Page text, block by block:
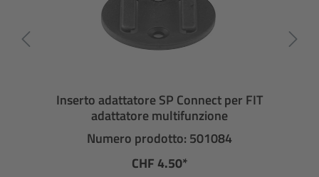
Inserto adattatore SP Connect per FIT
adattatore multifunzione
Numero prodotto: 501084
CHF 4.50*